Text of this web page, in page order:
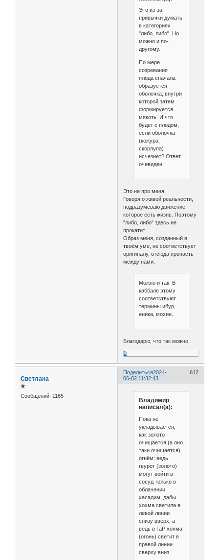
Это из-за
привычки думать
в категориях
"либо, либо". Но
можно и по-
другому.
По мере
созревания
плода сначала
образуется
оболочка, внутри
которой затем
формируется
мякоть. И что
будет с плодом,
если оболочка
(кожура,
скорлупа)
исчезнет? Ответ
очевиден.
Это не про меня.
Говоря о живой реальности,
подразумеваю движение,
которое есть жизнь. Поэтому
"либо, либо" здесь не
прокатит.
Образ меня, созданный в
твоём уме, не соответствует
оригиналу, отсюда пропасть
между нами.
Можно и так. В
каббале этому
соответствуют
термины ибур,
еника, мохин.
Благодарю, что так можно.
0
Поделиться 612
2024-
06-02 11:32:43
Светлана
✯
Сообщений: 1165
Владимир
написал(а):
Пока не
укладывается,
как золото
очищается (а оно
таки очищается)
огнём: ведь
гвурот (золото)
могут войти в
сосуд только в
облачении
хасадим, дабы
хохма светила в
левой линии
снизу вверх, а
ведь в ГаР хохма
(огонь) светит в
правой линии
сверху вниз.